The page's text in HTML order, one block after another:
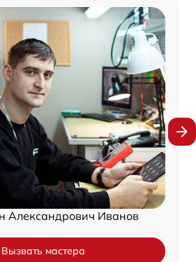
Александрович Иванов
Вызвать мастера